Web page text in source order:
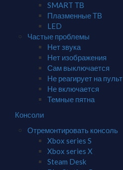
SMART ТВ
Плазменные ТВ
LED
Частые проблемы
Нет звука
Нет изображения
Сам выключается
Не реагирует на пульт
Не включается
Темные пятна
Консоли
Отремонтировать консоль
Xbox series S
Xbox series X
Steam Desk